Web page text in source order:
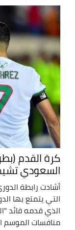
كرة القدم
السعودي تشيد
أشادت رابطة
التي يتمتع بها
الذي قدمه قائد
منافسات الموسم